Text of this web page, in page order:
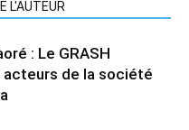
L'AUTEUR
: Le GRASH
acteurs de la société